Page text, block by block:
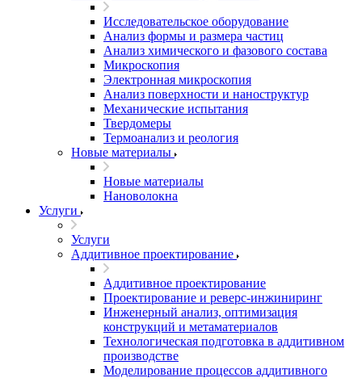
Исследовательское оборудование
Анализ формы и размера частиц
Анализ химического и фазового состава
Микроскопия
Электронная микроскопия
Анализ поверхности и наноструктур
Механические испытания
Твердомеры
Термоанализ и реология
Новые материалы
Новые материалы
Нановолокна
Услуги
Услуги
Аддитивное проектирование
Аддитивное проектирование
Проектирование и реверс-инжиниринг
Инженерный анализ, оптимизация
конструкций и метаматериалов
Технологическая подготовка в аддитивном
производстве
Моделирование процессов аддитивного